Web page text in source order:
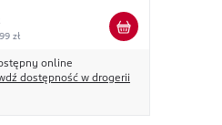
zł
online
dostępność w drogerii